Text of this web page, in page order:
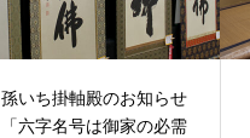
孫いち掛軸殿のお知らせ
「六字名号は御家の必需